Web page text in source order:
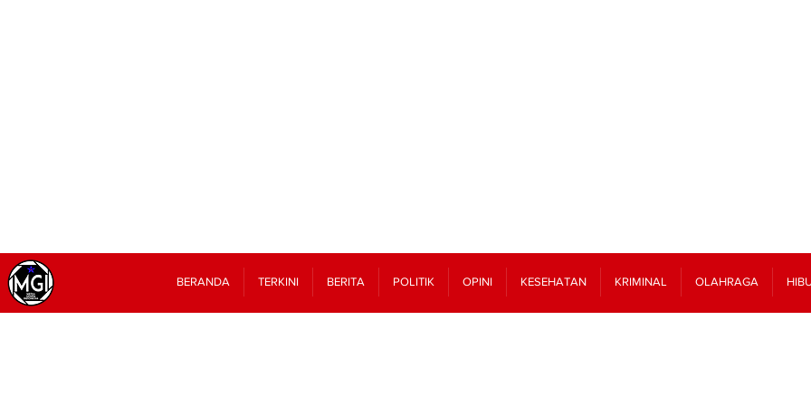
BERANDA TERKINI BERITA POLITIK OPINI KESEHATAN KRIMINAL OLAHRAGA